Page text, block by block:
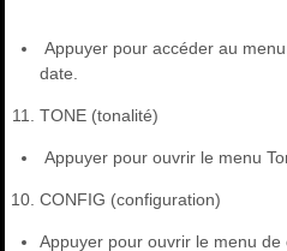
Appuyer pour accéder au
date.
TONE (tonalité)
Appuyer pour ouvrir le menu
CONFIG (configuration)
Appuyer pour ouvrir le menu de